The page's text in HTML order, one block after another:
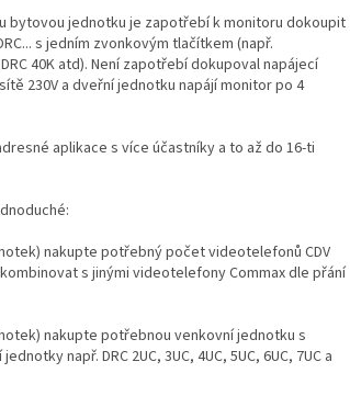
bytovou jednotku je zapotřebí k monitoru dokoupit
s jedním zvonkovým tlačítkem (např.
DRC 40K atd). Není zapotřebí dokupoval napájecí
230V a dveřní jednotku napájí monitor po 4
aplikace s více účastníky a to až do 16-ti
nakupte potřebný počet videotelefonů CDV
s jinými videotelefony Commax dle přání
nakupte potřebnou venkovní jednotku s
např. DRC 2UC, 3UC, 4UC, 5UC, 6UC, 7UC a